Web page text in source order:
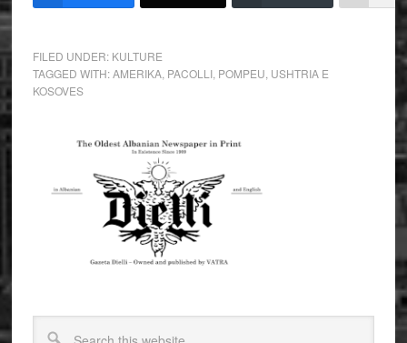
FILED UNDER: KULTURE
TAGGED WITH:AMERIKA, PACOLLI, POMPEU USHTRIA E
KOSOVES